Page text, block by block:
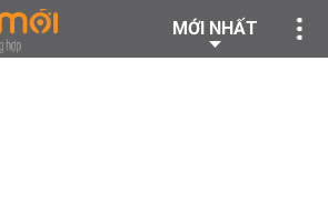
MỚI NHẤT